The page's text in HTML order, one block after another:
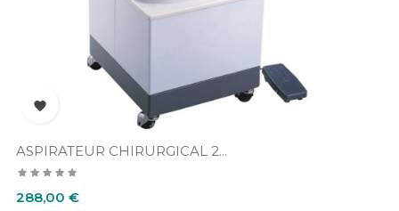

ASPIRATEUR CHIRURGICAL 2...
Prix
288,00 €